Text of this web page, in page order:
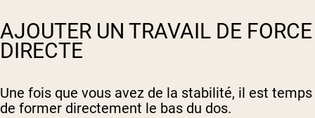
AJOUTER UN TRAVAIL DE FORCE
DIRECTE
Une fois que vous avez de la stabilité, il est temps
de former directement le bas du dos.